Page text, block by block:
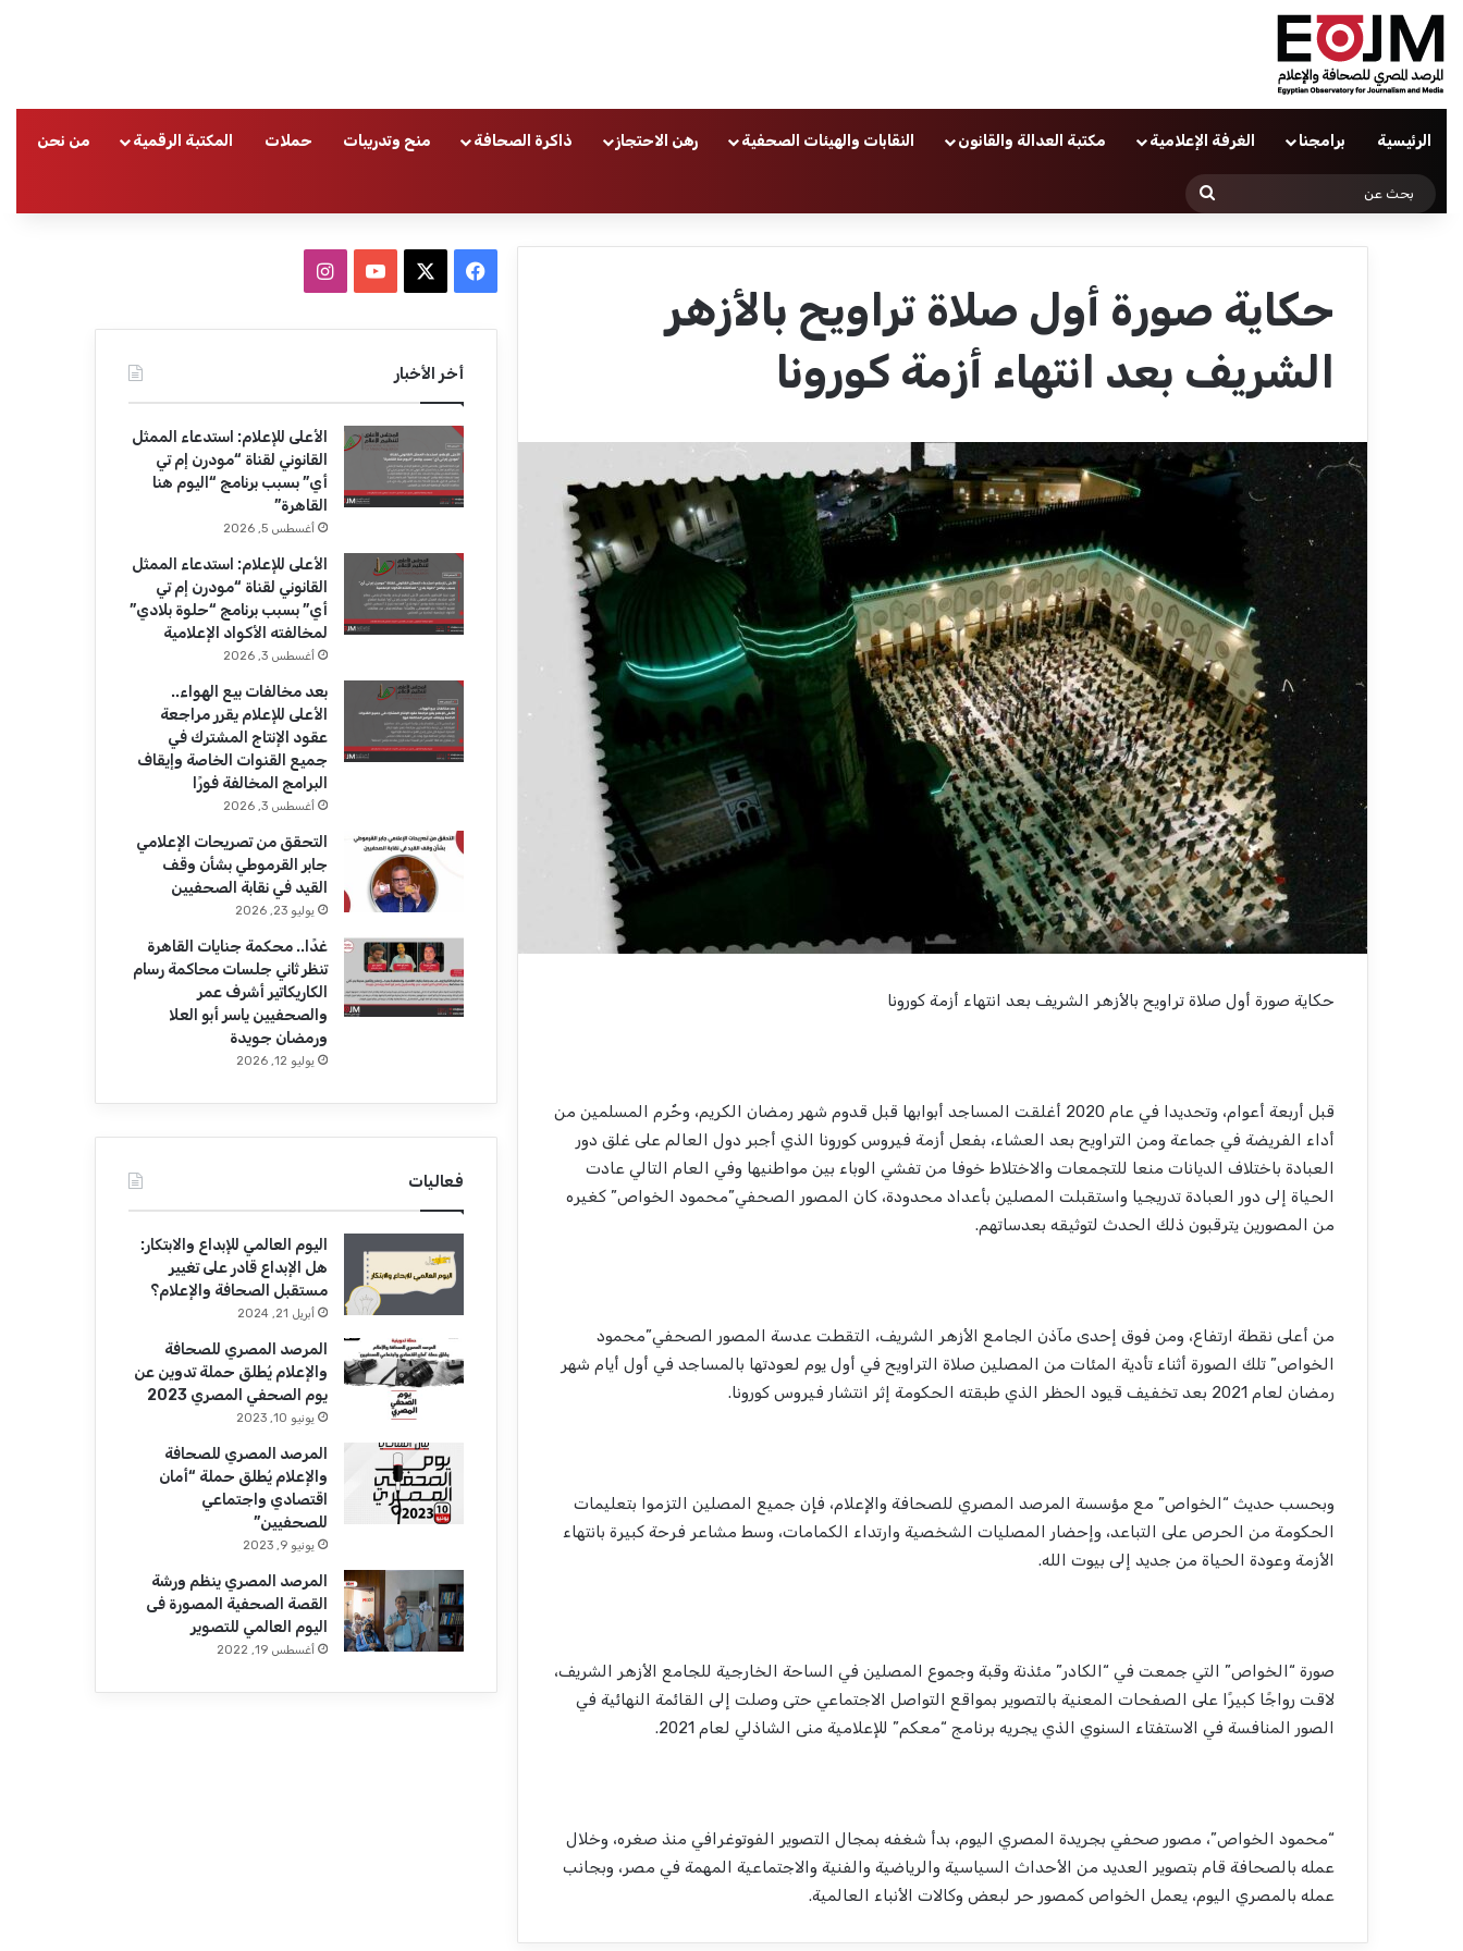
الرئيسية برامجنا الغرفة الإعلامية مكتبة العدالة والقانون النقابات والهيئات الصحفية رهن الاحتجاز ذاكرة الصحافة منح وتدريبات حملات المكتبة الرقمية من نحن
حكاية صورة أول صلاة تراويح بالأزهر
الشريف بعد انتهاء أزمة كورونا
حكاية صورة أول صلاة تراويح بالأزهر الشريف بعد انتهاء أزمة كورونا
قبل أربعة أعوام، وتحديدا في عام 2020 أغلقت المساجد أبوابها قبل قدوم شهر رمضان الكريم، وحٌرم المسلمين من
أداء الفريضة في جماعة ومن التراويح بعد العشاء، بفعل أزمة فيروس كورونا الذي أجبر دول العالم على غلق دور
العبادة باختلاف الديانات منعا للتجمعات والاختلاط خوفا من تفشي الوباء بين مواطنيها وفي العام التالي عادت
الحياة إلى دور العبادة تدريجيا واستقبلت المصلين بأعداد محدودة، كان المصور الصحفي”محمود الخواص” كغيره
من المصورين يترقبون ذلك الحدث لتوثيقه بعدساتهم.
من أعلى نقطة ارتفاع، ومن فوق إحدى مآذن الجامع الأزهر الشريف، التقطت عدسة المصور الصحفي”محمود
الخواص” تلك الصورة أثناء تأدية المئات من المصلين صلاة التراويح في أول يوم لعودتها بالمساجد في أول أيام شهر
رمضان لعام 2021 بعد تخفيف قيود الحظر الذي طبقته الحكومة إثر انتشار فيروس كورونا.
وبحسب حديث “الخواص” مع مؤسسة المرصد المصري للصحافة والإعلام، فإن جميع المصلين التزموا بتعليمات
الحكومة من الحرص على التباعد، وإحضار المصليات الشخصية وارتداء الكمامات، وسط مشاعر فرحة كبيرة بانتهاء
الأزمة وعودة الحياة من جديد إلى بيوت الله.
صورة “الخواص” التي جمعت في “الكادر” مئذنة وقبة وجموع المصلين في الساحة الخارجية للجامع الأزهر الشريف،
لاقت رواجًا كبيرًا على الصفحات المعنية بالتصوير بمواقع التواصل الاجتماعي حتى وصلت إلى القائمة النهائية في
الصور المنافسة في الاستفتاء السنوي الذي يجريه برنامج “معكم” للإعلامية منى الشاذلي لعام 2021.
“محمود الخواص”، مصور صحفي بجريدة المصري اليوم، بدأ شغفه بمجال التصوير الفوتوغرافي منذ صغره، وخلال
عمله بالصحافة قام بتصوير العديد من الأحداث السياسية والرياضية والفنية والاجتماعية المهمة في مصر، وبجانب
عمله بالمصري اليوم، يعمل الخواص كمصور حر لبعض وكالات الأنباء العالمية.
ب
و
ك
u
T
u
e
ا
ت
ق
ر
ا
م
أخر الأخبار
الأعلى للإعلام: استدعاء الممثل
القانوني لقناة “مودرن إم تي
أي” بسبب برنامج “اليوم هنا
القاهرة”
أغسطس 5, 2026
الأعلى للإعلام: استدعاء الممثل
القانوني لقناة “مودرن إم تي
أي” بسبب برنامج “حلوة بلادي”
لمخالفته الأكواد الإعلامية
أغسطس 3, 2026
بعد مخالفات بيع الهواء..
الأعلى للإعلام يقرر مراجعة
عقود الإنتاج المشترك في
جميع القنوات الخاصة وإيقاف
البرامج المخالفة فورًا
أغسطس 3, 2026
التحقق من تصريحات الإعلامي
جابر القرموطي بشأن وقف
القيد في نقابة الصحفيين
يوليو 23, 2026
غدًا.. محكمة جنايات القاهرة
تنظر ثاني جلسات محاكمة رسام
الكاريكاتير أشرف عمر
والصحفيين ياسر أبو العلا
ورمضان جويدة
يوليو 12, 2026
فعاليات
اليوم العالمي للإبداع والابتكار:
هل الإبداع قادر على تغيير
مستقبل الصحافة والإعلام؟
أبريل 21, 2024
المرصد المصري للصحافة
والإعلام يُطلق حملة تدوين عن
يوم الصحفي المصري 2023
يونيو 10, 2023
المرصد المصري للصحافة
والإعلام يُطلق حملة “أمان
اقتصادي واجتماعي
للصحفيين”
يونيو 9, 2023
المرصد المصري ينظم ورشة
القصة الصحفية المصورة فى
اليوم العالمي للتصوير
أغسطس 19, 2022